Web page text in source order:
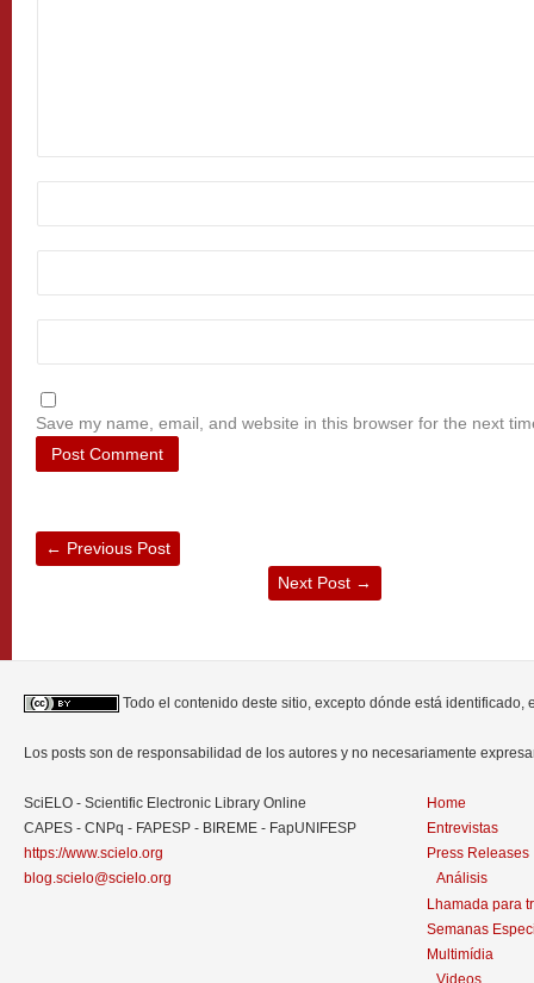
Save my name, email, and website in this browser for the next
← Previous Post
Next Post →
Todo el contenido deste sitio, excepto dónde está identificado,
Los posts son de responsabilidad de los autores y no necesariamente
SciELO - Scientific Electronic Library Online
CAPES - CNPq - FAPESP - BIREME - FapUNIFESP
https://www.scielo.org
blog.scielo@scielo.org
Home
Entrevistas
Press Releases
Análisis
Lhamada para
Semanas
Multimídia
Videos